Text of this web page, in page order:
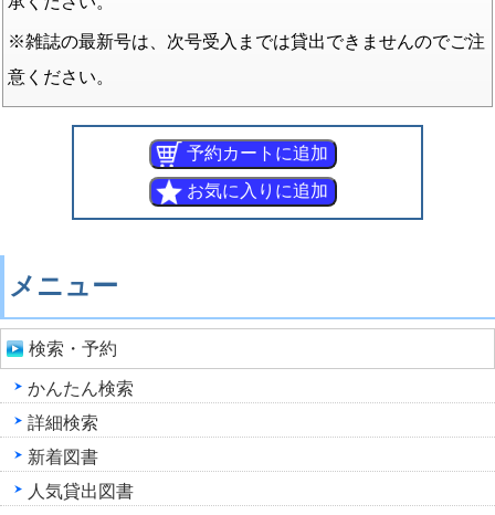
※雑誌の最新号は、次号受入までは貸出できませんのでご注
意ください。
メニュー
検索・予約
かんたん検索
詳細検索
新着図書
人気貸出図書